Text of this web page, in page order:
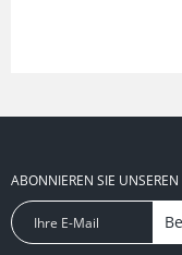
ABONNIEREN SIE UNSEREN